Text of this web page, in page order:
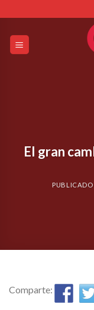
to
content
El gran
PUBLICADO
Comparte: